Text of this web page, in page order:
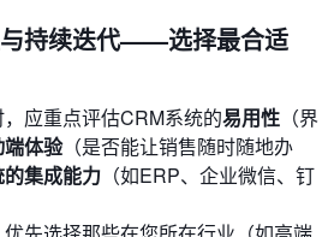
持续迭代——选择最合适
，应重点评估CRM系统的易用性 （界
体验（是否能让销售随时随地办
集成能力 （如ERP、企业微信、钉